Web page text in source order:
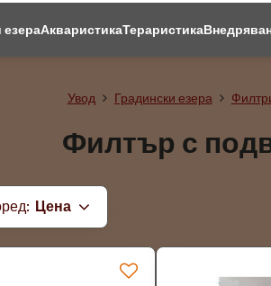
езераАкваристикаТераристика
Увод Градински езера
Филтър с
Цена